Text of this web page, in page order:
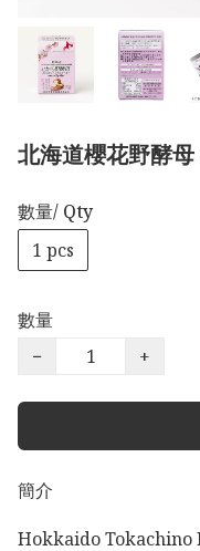
北海道櫻花野酵
數量/ Qty
1 pcs
數量
−
+
簡介
Hokkaido Tokachino